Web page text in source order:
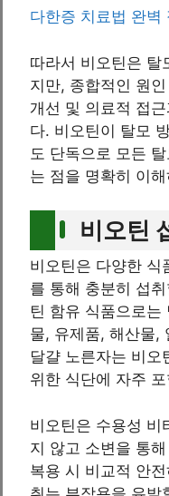
다한증 치료법 완벽
따라서 비오틴은 탈
지만, 종합적인 원
개선 및 의료적 접
다. 비오틴이 탈모
도 단독으로 모든
는 점을 명확히 이
비오틴
비오틴은 다양한 식
를 통해 충분히 섭
틴 함유 식품으로는
물, 유제품, 해산물,
달걀 노른자는 비오
위한 식단에 자주
비오틴은 수용성 비
지 않고 소변을 통
복용 시 비교적 안